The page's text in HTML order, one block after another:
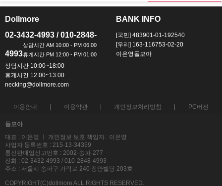
Dollmore
02-3432-4993 / 010-2848-
4993
상담시간 10:00~18:00
휴게시간 12:00~13:00
necking@dollmore.com
BANK INFO
[국민] 483901-01-192540
[우리] 163-116753-02-20
이은영돌모아
이용안내 이용약관 개인정보처리방침 PC버전
돌모아
대표 : 이은영 ㅣ 개인정보 보호 책임자 : 이은영
사업자 등록번호 : 215-13-34359
통신판매업신고번호 : 2002-송파-277
전화 : 02-3432-4993 / 010-2848-4993
주소 : 서울시 송파구 가락로 240 장안빌딩 203호
COPYRIGHT(C)dollmore ALL RIGHTS RESERVED.